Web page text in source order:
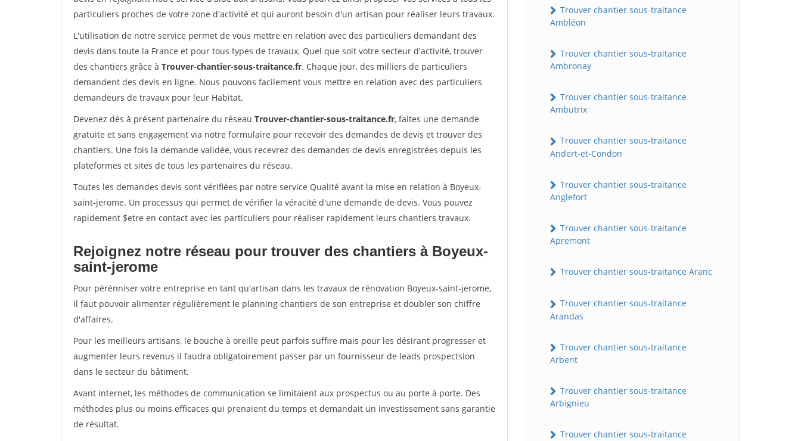
particuliers proches de votre zone d'activité et qui auront besoin d'un artisan pour réaliser leurs travaux.
L'utilisation de notre service permet de vous mettre en relation avec des particuliers demandant des
devis dans toute la France et pour tous types de travaux. Quel que soit votre secteur d'activité, trouver
des chantiers grâce à Trouver-chantier-sous-traitance.fr. Chaque jour, des milliers de particuliers
demandent des devis en ligne. Nous pouvons facilement vous mettre en relation avec des particuliers
demandeurs de travaux pour leur Habitat.
Devenez dès à présent partenaire du réseau Trouver-chantier-sous-traitance.fr, faites une demande
gratuite et sans engagement via notre formulaire pour recevoir des demandes de devis et trouver des
chantiers. Une fois la demande validée, vous recevrez des demandes de devis enregistrées depuis les
plateformes et sites de tous les partenaires du réseau.
Toutes les demandes devis sont vérifiées par notre service Qualité avant la mise en relation à Boyeux-
saint-jerome. Un processus qui permet de vérifier la véracité d'une demande de devis. Vous pouvez
rapidement $etre en contact avec les particuliers pour réaliser rapidement leurs chantiers travaux.
Rejoignez notre réseau pour trouver des chantiers à Boyeux-
saint-jerome
Pour pérénniser votre entreprise en tant qu'artisan dans les travaux de rénovation Boyeux-saint-jerome,
il faut pouvoir alimenter régulièrement le planning chantiers de son entreprise et doubler son chiffre
d'affaires.
Pour les meilleurs artisans, le bouche à oreille peut parfois suffire mais pour les désirant progresser et
augmenter leurs revenus il faudra obligatoirement passer par un fournisseur de leads prospectsion
dans le secteur du bâtiment.
Avant internet, les méthodes de communication se limitaient aux prospectus ou au porte à porte. Des
méthodes plus ou moins efficaces qui prenaient du temps et demandait un investissement sans garantie
de résultat.
Trouver chantier sous-traitance
Ambléon
Trouver chantier sous-traitance
Ambronay
Trouver chantier sous-traitance
Ambutrix
Trouver chantier sous-traitance
Andert-et-Condon
Trouver chantier sous-traitance
Anglefort
Trouver chantier sous-traitance
Apremont
Trouver chantier sous-traitance Aranc
Trouver chantier sous-traitance
Arandas
Trouver chantier sous-traitance
Arbent
Trouver chantier sous-traitance
Arbignieu
Trouver chantier sous-traitance